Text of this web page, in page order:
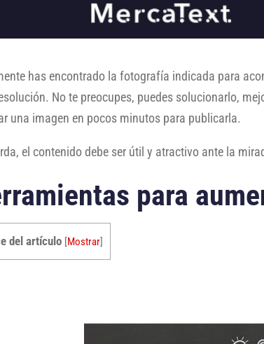
has encontrado la fotografía indicada para
No te preocupes, puedes solucionarlo,
una imagen en pocos minutos para publicarla.
el contenido debe ser útil y atractivo ante la
para
del artículo [Mostrar]